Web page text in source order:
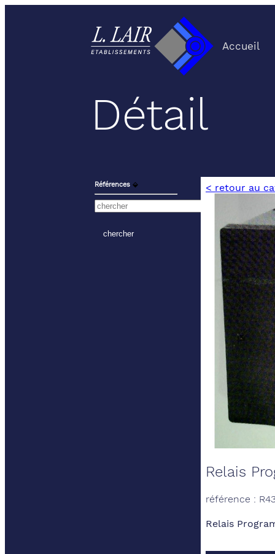
Accueil
Détail
Références ⬙ < retour au
Relais
référence :
Relais